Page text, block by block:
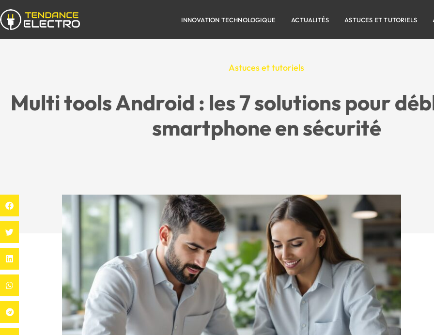
INNOVATION TECHNOLOGIQUE ACTUALITÉS ASTUCES ET TUTORIELS
Astuces et tutoriels
Multi tools Android : les 7 solutions pour
smartphone en sécurité